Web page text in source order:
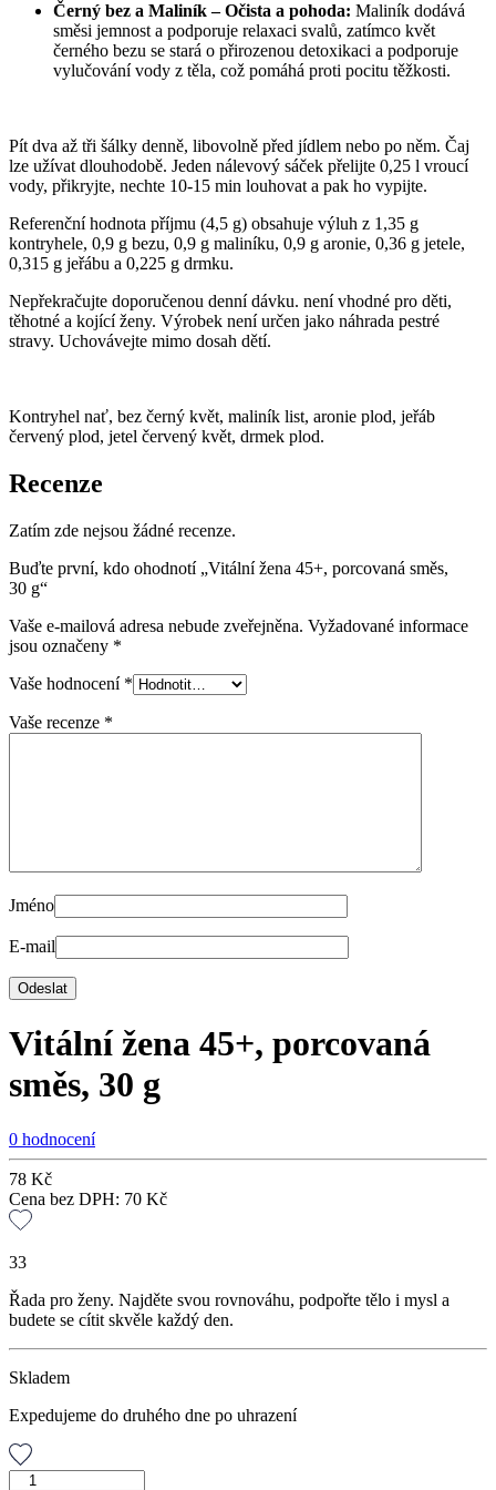
Černý bez a Maliník – Očista a pohoda: Maliník dodává
směsi jemnost a podporuje relaxaci svalů, zatímco květ
černého bezu se stará o přirozenou detoxikaci a podporuje
vylučování vody z těla, což pomáhá proti pocitu těžkosti.
Pít dva až tři šálky denně, libovolně před jídlem nebo po něm. Čaj
lze užívat dlouhodobě. Jeden nálevový sáček přelijte 0,25 l vroucí
vody, přikryjte, nechte 10-15 min louhovat a pak ho vypijte.
Referenční hodnota příjmu (4,5 g) obsahuje výluh z 1,35 g
kontryhele, 0,9 g bezu, 0,9 g maliníku, 0,9 g aronie, 0,36 g jetele,
0,315 g jeřábu a 0,225 g drmku.
Nepřekračujte doporučenou denní dávku. není vhodné pro děti,
těhotné a kojící ženy. Výrobek není určen jako náhrada pestré
stravy. Uchovávejte mimo dosah dětí.
Kontryhel nať, bez černý květ, maliník list, aronie plod, jeřáb
červený plod, jetel červený květ, drmek plod.
Recenze
Zatím zde nejsou žádné recenze.
Buďte první, kdo ohodnotí „Vitální žena 45+, porcovaná směs,
30 g“
Vaše e-mailová adresa nebude zveřejněna. Vyžadované informace
jsou označeny *
Vaše hodnocení *
Vaše recenze *
Jméno
E-mail
Vitální žena 45+, porcovaná
směs, 30 g
0 hodnocení
78 Kč
Cena bez DPH: 70 Kč
33
Řada pro ženy. Najděte svou rovnováhu, podpořte tělo i mysl a
budete se cítit skvěle každý den.
Skladem
Expedujeme do druhého dne po uhrazení
Vitální